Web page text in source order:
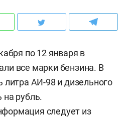
по 12 января в
все марки бензина. В
литра АИ-98 и дизельного
на рубль.
следует из